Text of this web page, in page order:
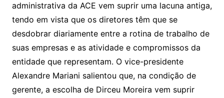
administrativa da ACE vem suprir uma lacuna antiga,
tendo em vista que os diretores têm que se
desdobrar diariamente entre a rotina de trabalho de
suas empresas e as atividade e compromissos da
entidade que representam. O vice-presidente
Alexandre Mariani salientou que, na condição de
gerente, a escolha de Dirceu Moreira vem suprir